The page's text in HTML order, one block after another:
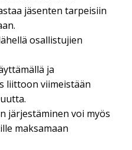
jäsenten tarpeisiin
osallistujien
ja
liittoon viimeistään
järjestäminen voi myös
maksamaan